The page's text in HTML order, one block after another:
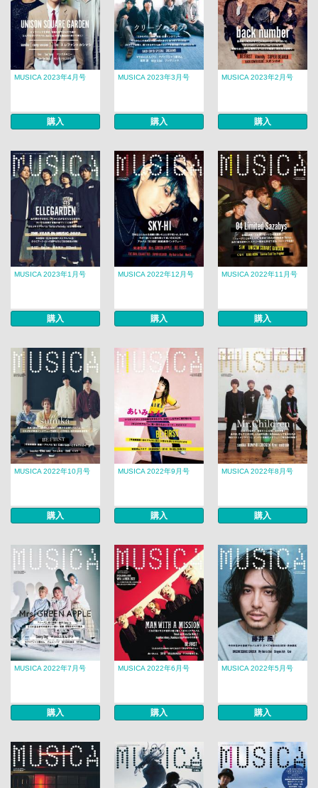
MUSICA 2023年4月号
購入
MUSICA 2023年3月号
購入
MUSICA 2023年2月号
購入
MUSICA 2023年1月号
購入
MUSICA 2022年12月号
購入
MUSICA 2022年11月号
購入
MUSICA 2022年10月号
購入
MUSICA 2022年9月号
購入
MUSICA 2022年8月号
購入
MUSICA 2022年7月号
購入
MUSICA 2022年6月号
購入
MUSICA 2022年5月号
購入